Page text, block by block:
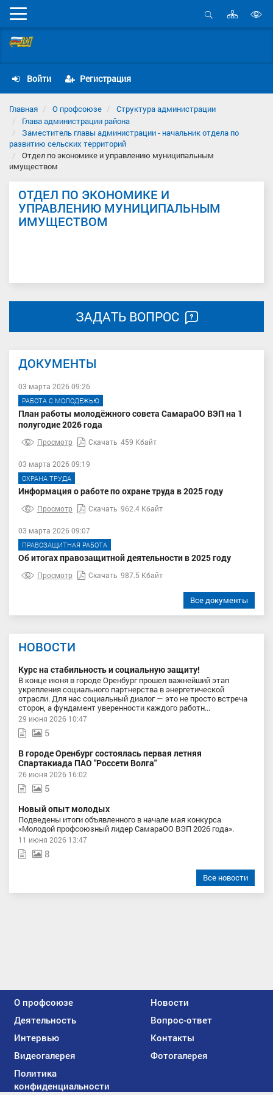
Мобильное
меню
Открыть
Карта
сайта
Войти Регистрация
Главная О профсоюзе
Структура администрации
Глава администрации района
Заместитель главы администрации - начальник отдела по
развитию сельских территорий
Отдел по экономике и управлению муниципальным
имуществом
ОТДЕЛ ПО ЭКОНОМИКЕ И
УПРАВЛЕНИЮ МУНИЦИПАЛЬНЫМ
ИМУЩЕСТВОМ
ЗАДАТЬ ВОПРОС
ДОКУМЕНТЫ
03 марта 2026 09:26
РАБОТА С МОЛОДЕЖЬЮ
План работы молодёжного совета СамараОО ВЭП на 1
полугодие 2026 года
Просмотр Скачать 459 Кбайт
03 марта 2026 09:19
ОХРАНА ТРУДА
Информация о работе по охране труда в 2025 году
Просмотр Скачать 962.4 Кбайт
03 марта 2026 09:07
ПРАВОЗАЩИТНАЯ РАБОТА
Об итогах правозащитной деятельности в 2025 году
Просмотр Скачать 987.5 Кбайт
Все документы
НОВОСТИ
Курс на стабильность и социальную защиту!
В конце июня в городе Оренбург прошел важнейший этап
укрепления социального партнерства в энергетической
отрасли. Для нас социальный диалог — это не просто встреча
сторон, а фундамент уверенности каждого работн...
29 июня 2026 10:47
5
В городе Оренбург состоялась первая летняя
Спартакиада ПАО "Россети Волга"
26 июня 2026 16:02
5
Новый опыт молодых
Подведены итоги объявленного в начале мая конкурса
«Молодой профсоюзный лидер СамараОО ВЭП 2026 года».
11 июня 2026 13:47
8
Все новости
О профсоюзе
Новости
Деятельность
Вопрос-ответ
Интервью
Контакты
Видеогалерея
Фотогалерея
Политика
конфиденциальности